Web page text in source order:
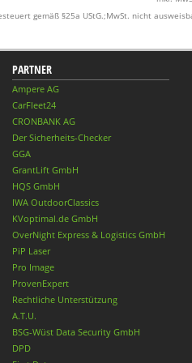
gemäß §25a UStG.;MwSt. nicht
PARTNER
Ampere AG
CarFleet24
CRONBANK AG
Der Sicherheits-Checker
GGA
GrantLift GmbH
HQS GmbH
IWA OutdoorClassics
KVoptimal.de GmbH
OverNight Express & Logistics GmbH
PiP Laser
Pro Image
ProvenExpert
Rechtliche Unterstützung
A.T.U.
BSG-Wüst Data Security GmbH
DPD